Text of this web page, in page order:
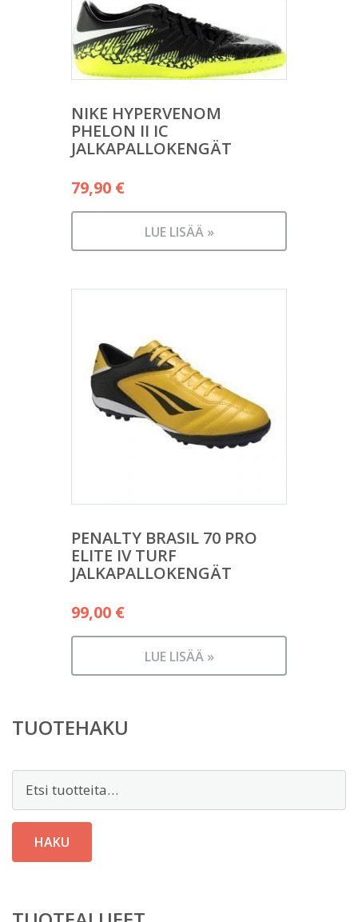
NIKE HYPERVENOM
PHELON II IC
JALKAPALLOKENGÄT
79,90 €
LUE LISÄÄ »
PENALTY BRASIL 70 PRO
ELITE IV TURF
JALKAPALLOKENGÄT
99,00 €
LUE LISÄÄ »
TUOTEHAKU
Etsi:
HAKU